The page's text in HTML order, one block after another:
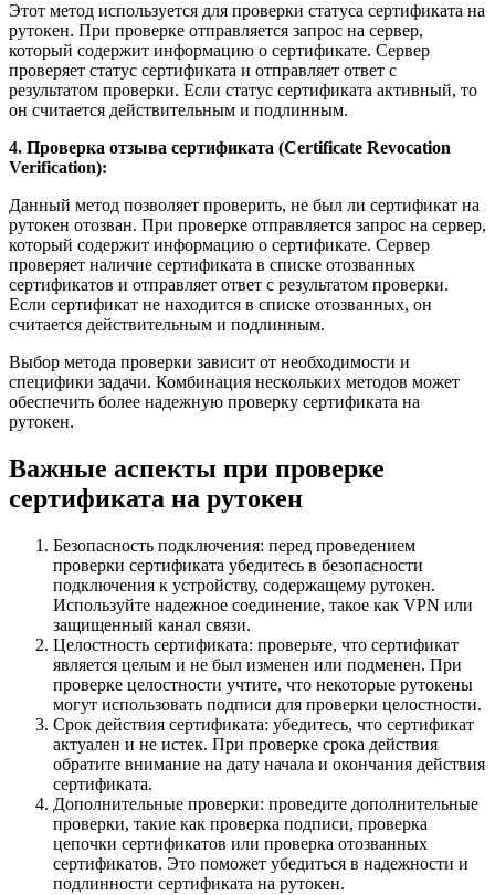
Этот метод используется для проверки статуса сертификата на
рутокен. При проверке отправляется запрос на сервер,
который содержит информацию о сертификате. Сервер
проверяет статус сертификата и отправляет ответ с
результатом проверки. Если статус сертификата активный, то
он считается действительным и подлинным.
4. Проверка отзыва сертификата (Certificate Revocation
Verification):
Данный метод позволяет проверить, не был ли сертификат на
рутокен отозван. При проверке отправляется запрос на сервер,
который содержит информацию о сертификате. Сервер
проверяет наличие сертификата в списке отозванных
сертификатов и отправляет ответ с результатом проверки.
Если сертификат не находится в списке отозванных, он
считается действительным и подлинным.
Выбор метода проверки зависит от необходимости и
специфики задачи. Комбинация нескольких методов может
обеспечить более надежную проверку сертификата на
рутокен.
Важные аспекты при проверке
сертификата на рутокен
Безопасность подключения: перед проведением
проверки сертификата убедитесь в безопасности
подключения к устройству, содержащему рутокен.
Используйте надежное соединение, такое как VPN или
защищенный канал связи.
Целостность сертификата: проверьте, что сертификат
является целым и не был изменен или подменен. При
проверке целостности учтите, что некоторые рутокены
могут использовать подписи для проверки целостности.
Срок действия сертификата: убедитесь, что сертификат
актуален и не истек. При проверке срока действия
обратите внимание на дату начала и окончания действия
сертификата.
Дополнительные проверки: проведите дополнительные
проверки, такие как проверка подписи, проверка
цепочки сертификатов или проверка отозванных
сертификатов. Это поможет убедиться в надежности и
подлинности сертификата на рутокен.